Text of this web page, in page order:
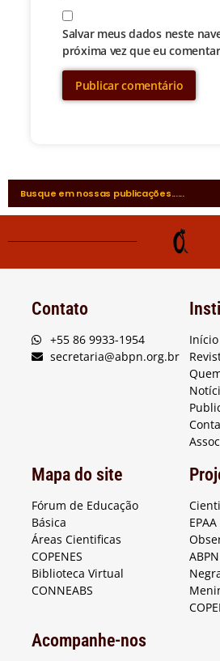
Salvar meus dados neste
próxima vez que eu
Contato
+55 86 9933-1954
secretaria@abpn.org.br
Início
Mapa do site
Fórum de Educação
Básica
Áreas Cientificas
COPENES
Biblioteca Virtual
CONNEABS
EPAA
Acompanhe-nos